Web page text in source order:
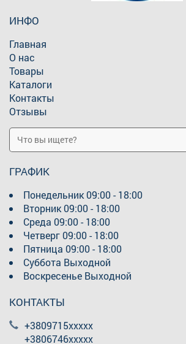
ИНФО
Главная
О нас
Товары
Каталоги
Контакты
Отзывы
ГРАФИК
Понедельник09:00 - 18:00
Вторник09:00 - 18:00
Среда 09:00 - 18:00
Четверг09:00 - 18:00
Пятница 09:00 - 18:00
Суббота Выходной
Воскресенье Выходной
КОНТАКТЫ
+3809715xxxxx
+3806746xxxxx